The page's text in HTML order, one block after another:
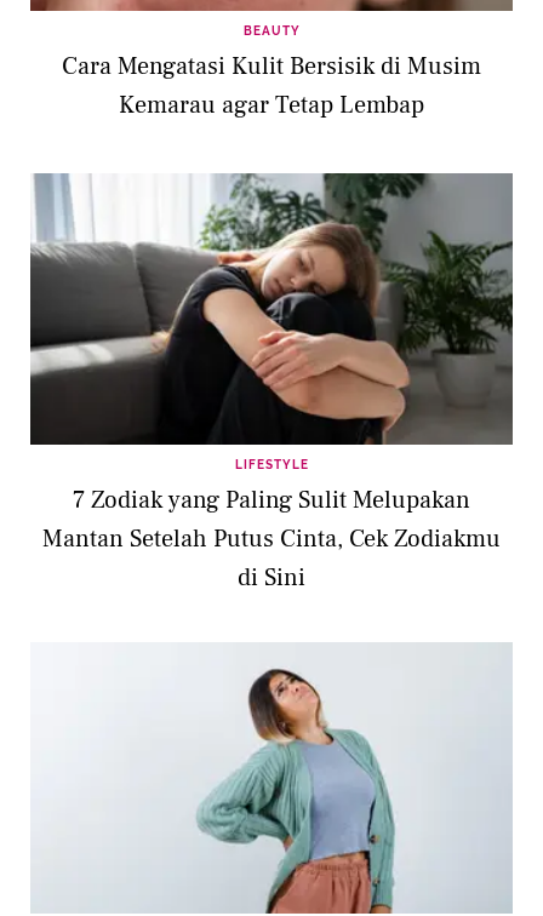
BEAUTY
Cara Mengatasi Kulit Bersisik di Musim
Kemarau agar Tetap Lembap
LIFESTYLE
7 Zodiak yang Paling Sulit Melupakan
Mantan Setelah Putus Cinta, Cek Zodiakmu
di Sini